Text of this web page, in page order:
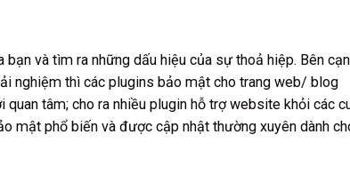
và tìm ra những dấu hiệu của sự thoả hiệp. Bên
nghiệm thì các plugins bảo mật cho trang web/ blog
tâm; cho ra nhiều plugin hỗ trợwebsite khỏi các
mật phổ biến và được cập nhật thường xuyên dành